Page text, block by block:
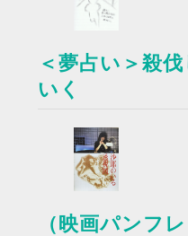
＜夢占い＞殺
いく
（映画パンフ